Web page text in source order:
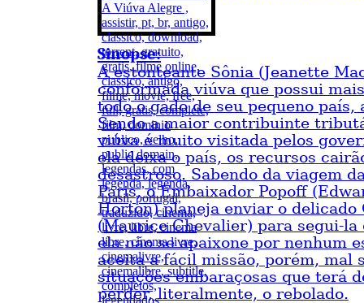
Sinopse:
A estonteante Sônia (Jeanette
conformada viúva que possui
todo o gado de seu pequeno país,
Sendo a maior contribuinte
viúva é muito visitada pelos
ela deixa o país, os recursos
desastroso. Sabendo da viagem
Paris, o Embaixador Popoff
Horton) planeja enviar o delicado
(Maurice Chevalier) para segui-la
ela não se apaixone por nenhum
aceita a fácil missão, porém, mal
situações embaraçosas que terá
perder, literalmente, o rebolado.